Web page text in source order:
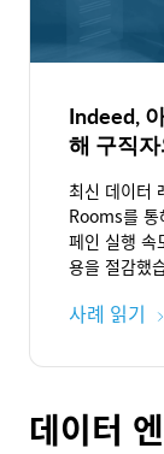
Indeed,
해 구직
최신 데이터
Rooms를
페인 실행 속
용을 절감했
사례 읽기
데이터